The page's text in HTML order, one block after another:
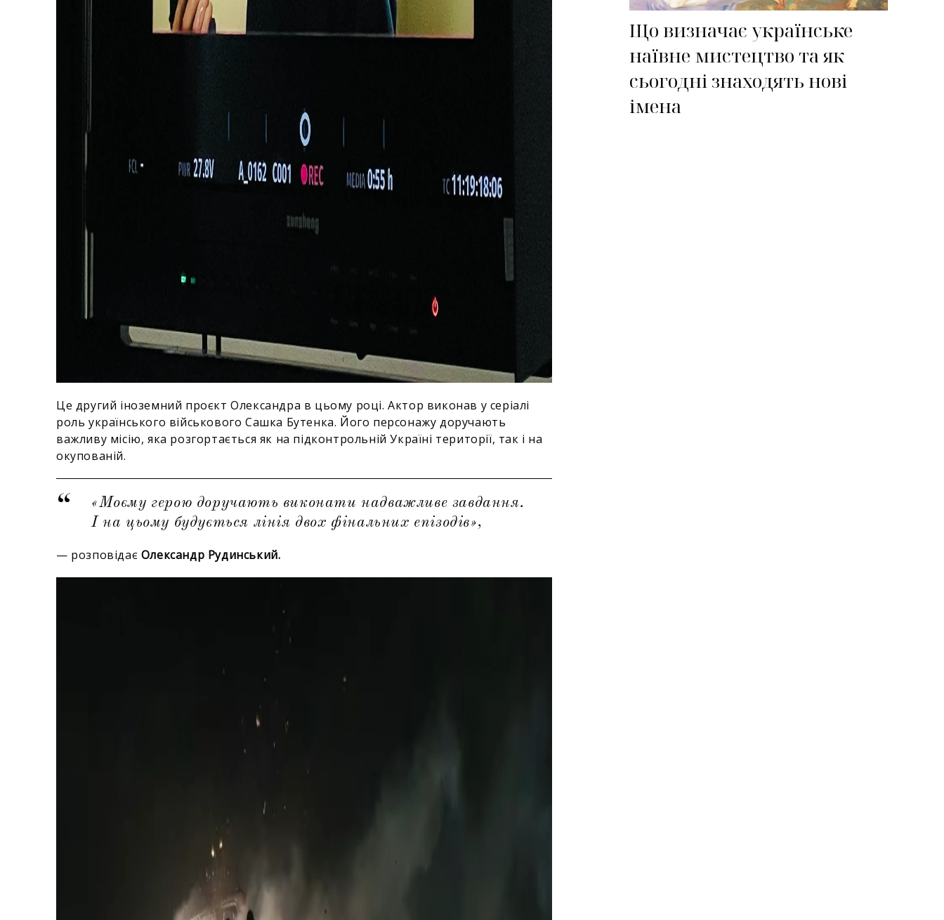
Це другий іноземний проєкт Олександра в цьому році. Актор виконав у серіалі
роль українського військового Сашка Бутенка. Його персонажу доручають
важливу місію, яка розгортається як на підконтрольній Україні території, так і на
окупованій.
«Моєму герою доручають виконати надважливе завдання.
І на цьому будується лінія двох фінальних епізодів»,
— розповідає Олександр Рудинський.
Що визначає українське
наївне мистецтво та як
сьогодні знаходять нові
імена